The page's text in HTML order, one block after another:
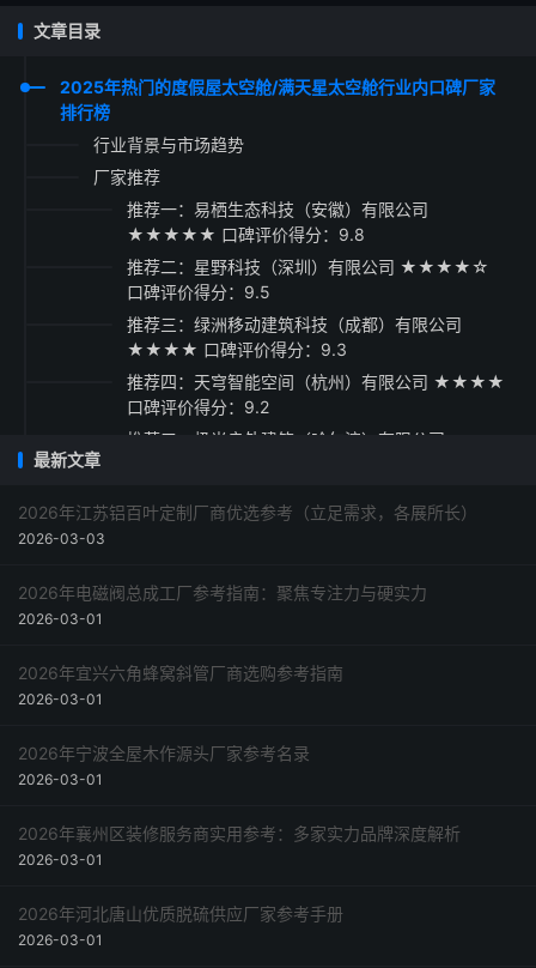
文章目录
2025年热门的度假屋太空舱/满天星太空舱行业内口碑厂家
排行榜
行业背景与市场趋势
厂家推荐
推荐一：易栖生态科技（安徽）有限公司
★★★★★ 口碑评价得分：9.8
推荐二：星野科技（深圳）有限公司 ★★★★☆
口碑评价得分：9.5
推荐三：绿洲移动建筑科技（成都）有限公司
★★★★ 口碑评价得分：9.3
推荐四：天穹智能空间（杭州）有限公司 ★★★★
口碑评价得分：9.2
推荐五：极光户外建筑（哈尔滨）有限公司
最新文章
2026年江苏铝百叶定制厂商优选参考（立足需求，各展所长）
2026-03-03
2026年电磁阀总成工厂参考指南：聚焦专注力与硬实力
2026-03-01
2026年宜兴六角蜂窝斜管厂商选购参考指南
2026-03-01
2026年宁波全屋木作源头厂家参考名录
2026-03-01
2026年襄州区装修服务商实用参考：多家实力品牌深度解析
2026-03-01
2026年河北唐山优质脱硫供应厂家参考手册
2026-03-01